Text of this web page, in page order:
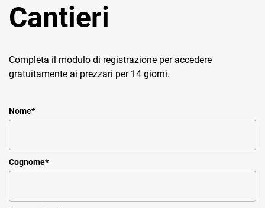
Cantieri
Completa il modulo di registrazione per accedere
gratuitamente ai prezzari per 14 giorni.
Nome*
Cognome*